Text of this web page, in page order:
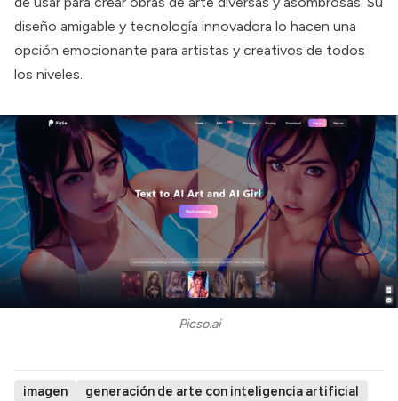
diseño amigable y tecnología innovadora lo hacen una
opción emocionante para artistas y creativos de todos
los niveles.
Picso.ai
imagen
generación de arte con inteligencia artificial